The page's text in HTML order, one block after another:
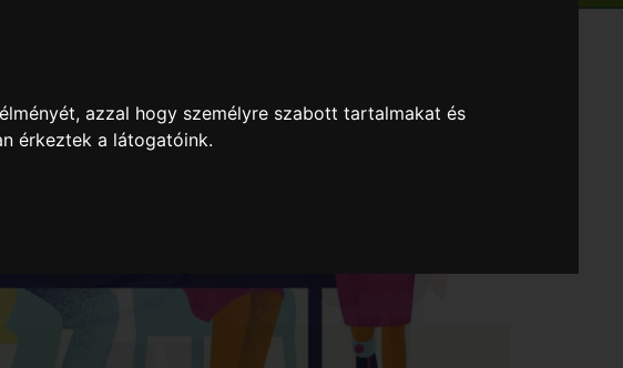
azzal hogy személyre szabott tartalmakat és
érkeztek a látogatóink.